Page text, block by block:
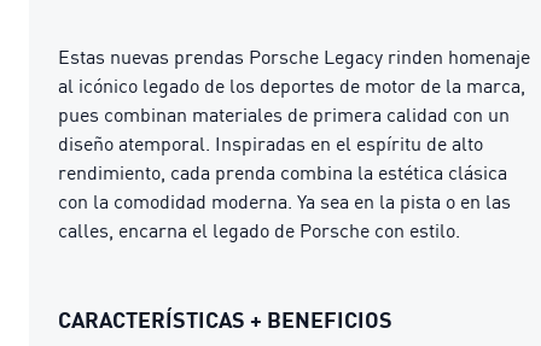
Estas nuevas prendas Porsche Legacy rinden homenaje
al icónico legado de los deportes de motor de la marca,
pues combinan materiales de primera calidad con un
diseño atemporal. Inspiradas en el espíritu de alto
rendimiento, cada prenda combina la estética clásica
con la comodidad moderna. Ya sea en la pista o en las
calles, encarna el legado de Porsche con estilo.
CARACTERÍSTICAS + BENEFICIOS